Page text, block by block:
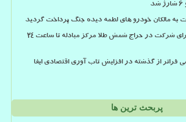
مهلت واریز وجه الضمان برای شرکت در حراج شمش طلا مرکز مبادله تا ساعت ۲۴
فراتر از گذشته در افزایش تاب آوری اقتصادی ایفا
پربحث ترین ها